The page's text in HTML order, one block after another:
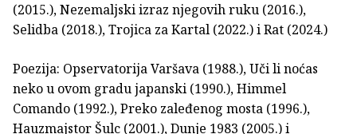
(2015.), Nezemaljski izraz njegovih ruku (2016.),
Selidba (2018.), Trojica za Kartal (2022.) i Rat (2024.)
Poezija: Opservatorija Varšava (1988.), Uči li noćas
neko u ovom gradu japanski (1990.), Himmel
Comando (1992.), Preko zaleđenog mosta (1996.),
Hauzmajstor Šulc (2001.), Dunje 1983 (2005.) i